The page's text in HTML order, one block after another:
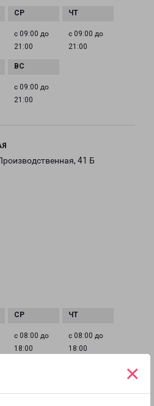
×
с 09:00 до
21:00
с 09:00 до
21:00
с 09:00 до
21:00
41 Б
с 08:00 до
18:00
с 08:00 до
18:00